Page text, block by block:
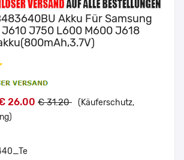
Akku Für Samsung
J750 L600 M600 J618
26.00 € 31.20 (Käuferschutz,